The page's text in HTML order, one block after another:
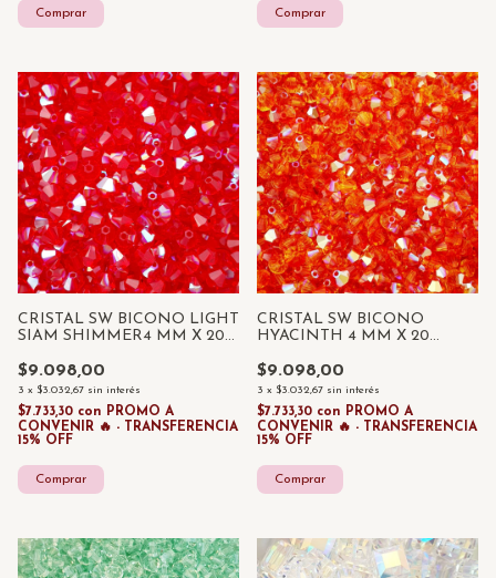
CRISTAL SW BICONO LIGHT
SIAM SHIMMER4 MM X 20
$9.098,00
3 x $3.032,67 sin interés
$7.733,30 con PROMO A
CONVENIR 🔥 - TRANSFERENCIA
15% OFF
CRISTAL SW BICONO
HYACINTH 4 MM X 20
$9.098,00
3 x $3.032,67 sin interés
$7.733,30 con PROMO A
CONVENIR 🔥 - TRANSFERENCIA
15% OFF